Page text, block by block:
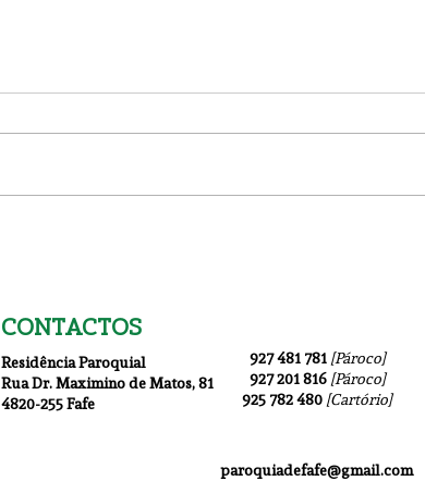
Domingo da Partilha
CONTACTOS
Residência Paroquial
Rua Dr. Maximino de Matos, 81
4820-255 Fafe
927 481 781 [Pároco]
927 201 816 [Pároco]
925 782 480 [Cartório]
paroquiadefafe@gmail.com